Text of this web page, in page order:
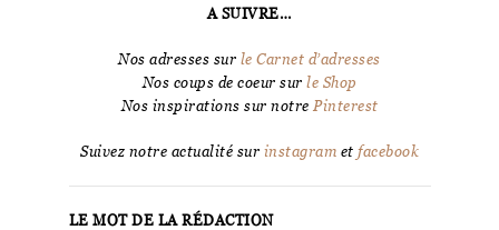
A SUIVRE…
Nos adresses sur le Carnet d’adresses
Nos coups de coeur sur le Shop
Nos inspirations sur notre Pinterest
Suivez notre actualité sur instagram et facebook
LE MOT DE LA RÉDACTION